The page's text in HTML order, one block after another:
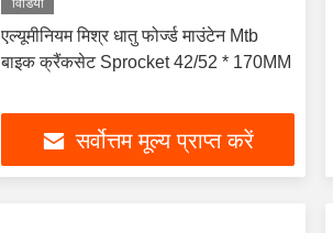
विडियो
एल्यूमीनियम मिश्र धातु फोर्ज्ड माउंटेन Mtb
बाइक क्रैंकसेट Sprocket 42/52 * 170MM
सर्वोत्तम मूल्य प्राप्त करें